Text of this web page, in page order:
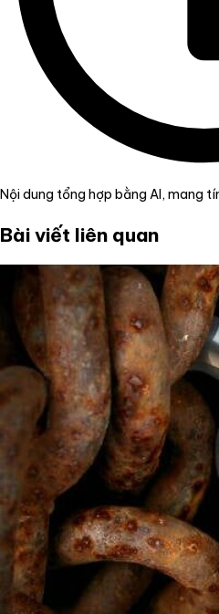
Nội dung tổng hợp bằng AI, mang
Bài viết liên quan